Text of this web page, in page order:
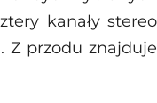
kanały stereo
Z przodu znajduje